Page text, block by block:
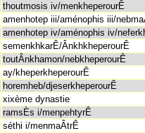
thoutmosis iv/menkheperourÊ
amenhotep iii/aménophis iii/
amenhotep iv/aménophis iv/
semenkhkarÊ/ÂnkhkheperourÊ
toutÂnkhamon/nebkheperourÊ
ay/kheperkheperourÊ
horemheb/djeserkheperourÊ
xixème dynastie
ramsÈs i/menpehtyrÊ
séthi i/menmaÂtrÊ